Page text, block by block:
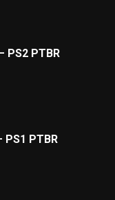
PS2 PTBR
PTBR